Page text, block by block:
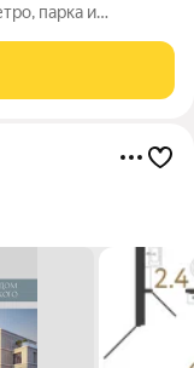
парка и
местом силы,